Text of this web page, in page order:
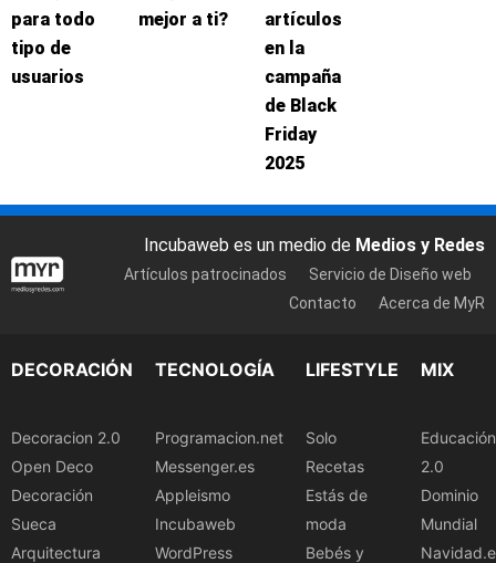
para todo
tipo de
usuarios
mejor a ti?
artículos
en la
campaña
de Black
Friday
2025
Incubaweb es un medio de Medios y Redes
Artículos patrocinados
Servicio de Diseño web
Contacto
Acerca de MyR
DECORACIÓN
Decoracion 2.0
Open Deco
Decoración
Sueca
Arquitectura
TECNOLOGÍA
Programacion.net
Messenger.es
Appleismo
Incubaweb
WordPress
LIFESTYLE
Solo
Recetas
Estás de
moda
Bebés y
MIX
Educación
2.0
Dominio
Mundial